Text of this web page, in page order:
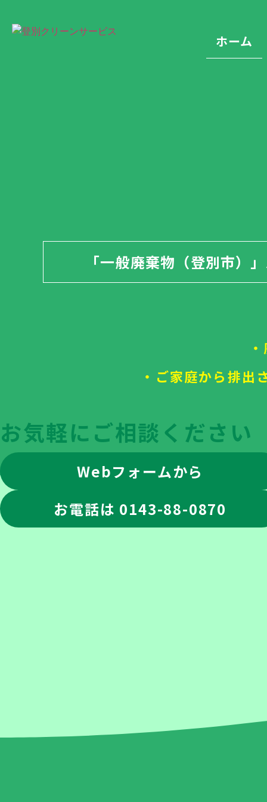
ホーム
「一般廃棄物（登別市）
・ご家庭から排出
お気軽にご相談ください
Webフォームから
お電話は 0143-88-0870